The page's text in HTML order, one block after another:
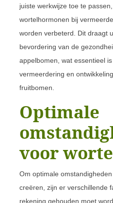
juiste werkwijze toe te
wortelhormonen bij
worden verbeterd. Dit draagt
bevordering van de
appelbomen, wat essentieel
vermeerdering en
fruitbomen.
Optimale
voor
Om optimale
creëren, zijn er verschillende
rekening gehouden moet